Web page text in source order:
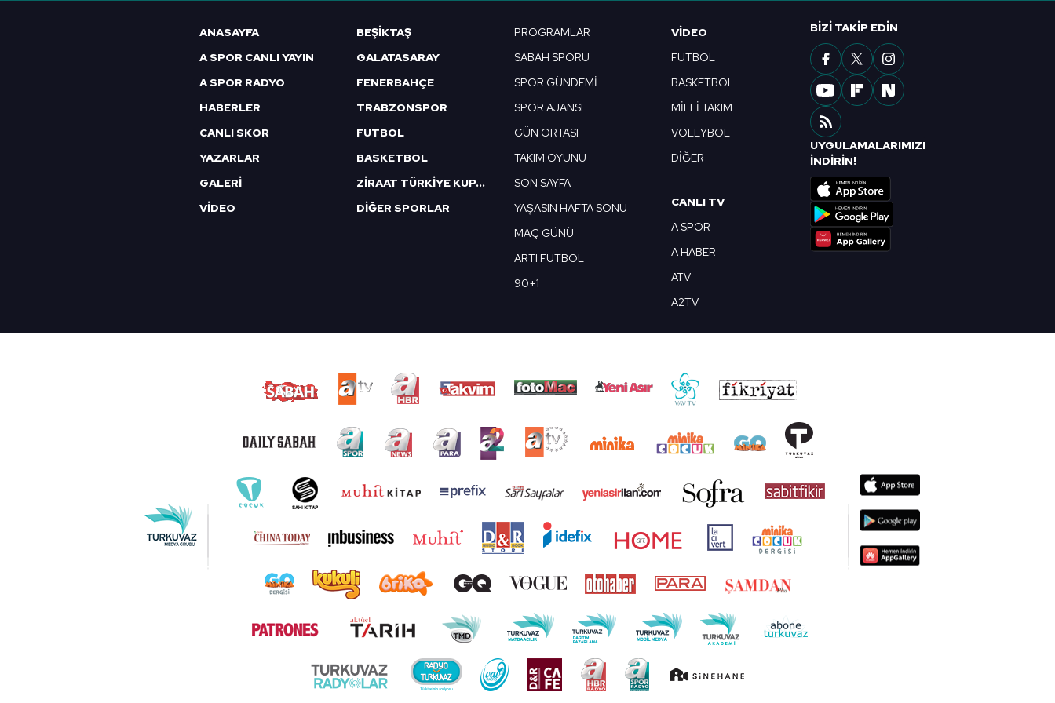
mevzuata uygun olarak kullanılan çerezlerle ilgili bilgi almak için lütfentıklayınız
ANASAYFA
A SPOR CANLI YAYIN
A SPOR RADYO
HABERLER
CANLI SKOR
YAZARLAR
GALERİ
VİDEO
BEŞİKTAŞ
GALATASARAY
FENERBAHÇE
TRABZONSPOR
FUTBOL
BASKETBOL
ZİRAAT TÜRKİYE KUPASI
DİĞER SPORLAR
PROGRAMLAR
SABAH SPORU
SPOR GÜNDEMİ
SPOR AJANSI
GÜN ORTASI
TAKIM OYUNU
SON SAYFA
YAŞASIN HAFTA SONU
MAÇ GÜNÜ
ARTI FUTBOL
90+1
VIDEO
FUTBOL
BASKETBOL
MİLLİ TAKIM
VOLEYBOL
DİĞER
CANLI TV
A SPOR
A HABER
ATV
A2TV
BIZI TAKIP EDIN
UYGULAMALARIMIZI
İNDİRİN!